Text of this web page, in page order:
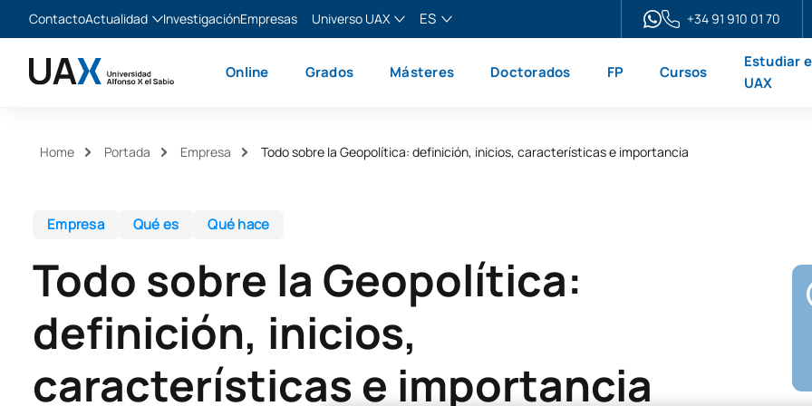
ContactoActualidad
Noticias
InvestigaciónEmpresas
Universo UAX
XTART
ES
English
+34 91 910 01 70
Online Grados Másteres Doctorados FP Cursos
Estudiar
UAX
Home Portada Empresa Todo sobre la Geopolítica: definición, inicios, características e importancia
Empresa Qué es Qué hace
Todo sobre la Geopolítica:
definición, inicios,
características e importancia